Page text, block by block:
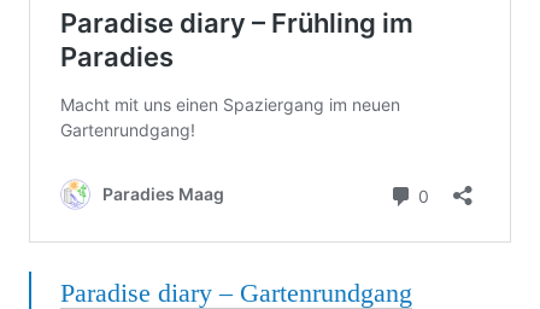
Paradise diary – Gartenrundgang